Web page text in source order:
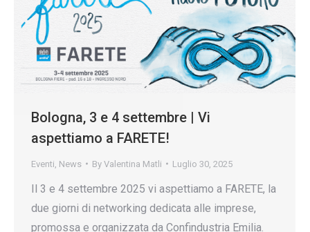
Bologna, 3 e 4 settembre | Vi
aspettiamo a FARETE!
Eventi News By Valentina Matli Luglio 30, 2025
Il 3 e 4 settembre 2025 vi aspettiamo a FARETE, la
due giorni di networking dedicata alle imprese,
promossa e organizzata da Confindustria Emilia.